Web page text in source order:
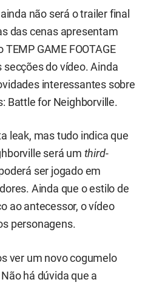
não será o trailer final
das cenas apresentam
GAME FOOTAGE
do vídeo. Ainda
interessantes sobre
Battle for Neighborville.
leak, mas tudo indica que
será um third-
ser jogado em
Ainda que o estilo de
ao antecessor, o vídeo
personagens.
ver um novo cogumelo
há dúvida que a